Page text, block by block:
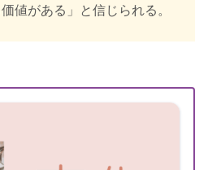
値がある」と信じられる。